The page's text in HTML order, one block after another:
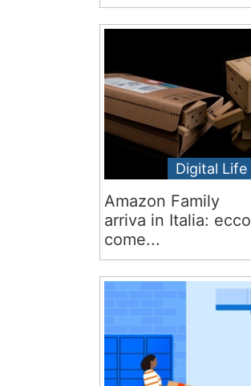
Digital Life
Amazon Family
arriva in Italia: ecco
come...